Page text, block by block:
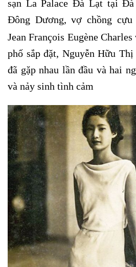
sạn La Palace Đà Lạt tại
Đông Dương, vợ chồng
Jean François Eugène
phố sắp đặt, Nguyễn Hữu
đã gặp nhau lần đầu và hai
và nảy sinh tình cảm